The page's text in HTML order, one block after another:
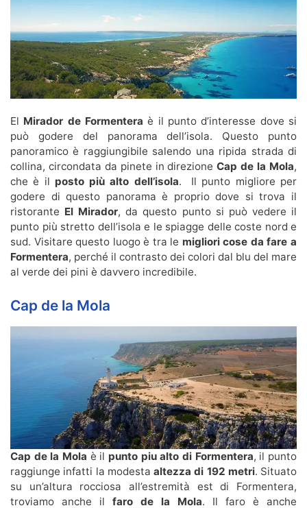
El Mirador de Formentera è il punto d’interesse dove si
può godere del panorama dell’isola. Questo punto
panoramico è raggiungibile salendo una ripida strada di
collina, circondata da pinete in direzioneCap de la Mola,
che è il posto più alto dell’isola. Il punto migliore per
godere di questo panorama è proprio dove si trova il
ristorante El Mirador, da questo punto si può vedere il
punto più stretto dell’isola e le spiagge delle coste nord e
sud. Visitare questo luogo è tra le migliori cose da fare a
Formentera, perché il contrasto dei colori dal blu del mare
al verde dei pini è davvero incredibile.
Cap de la Mola
Cap de la Mola è il punto piu alto di Formentera, il punto
raggiunge infatti la modesta altezza di 192 metri. Situato
su un’altura rocciosa all’estremità est di Formentera,
troviamo anche il faro de la Mola. Il faro è anche